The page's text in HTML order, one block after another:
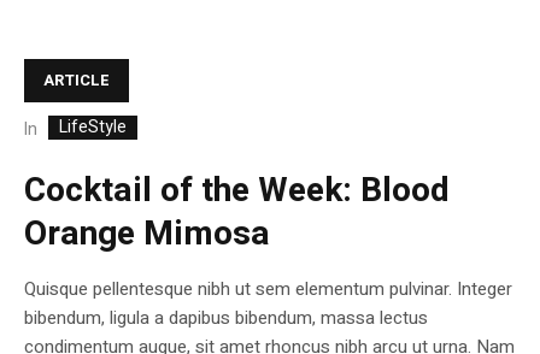
ARTICLE
In LifeStyle
Cocktail of the Week: Blood
Orange Mimosa
Quisque pellentesque nibh ut sem elementum pulvinar. Integer
bibendum, ligula a dapibus bibendum, massa lectus
condimentum augue, sit amet rhoncus nibh arcu ut urna. Nam